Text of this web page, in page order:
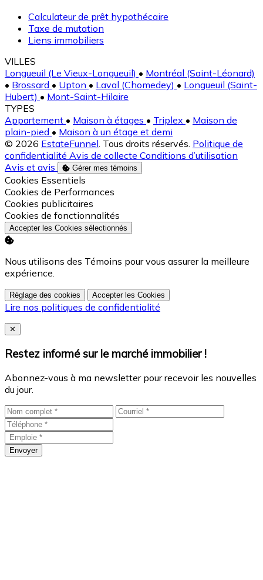
Calculateur de prêt hypothécaire
Taxe de mutation
Liens immobiliers
VILLES
Longueuil (Le Vieux-Longueuil) • Montréal (Saint-Léonard)
• Brossard • Upton • Laval (Chomedey) • Longueuil (Saint-
Hubert) • Mont-Saint-Hilaire
TYPES
Appartement • Maison à étages • Triplex • Maison de
plain-pied • Maison à un étage et demi
© 2026 EstateFunnel. Tous droits réservés. Politique de
confidentialité Avis de collecte Conditions d’utilisation
Avis et avis
Gérer mes témoins
Activer
Cookies Essentiels
Activer
Cookies de Performances
Activer
Cookies publicitaires
Activer
Cookies de fonctionnalités
Accepter les Cookies sélectionnés
Nous utilisons des Témoins pour vous assurer la meilleure
expérience.
Réglage des cookies Accepter les Cookies
Lire nos politiques de confidentialité
Close
✕
Restez informé sur le marché immobilier !
Abonnez-vous à ma newsletter pour recevoir les nouvelles
du jour.
Envoyer